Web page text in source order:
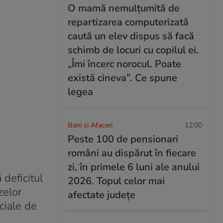
deficitul
de
O mamă nemulțumită de
repartizarea computerizată
caută un elev dispus să facă
schimb de locuri cu copilul ei.
„Îmi încerc norocul. Poate
există cineva”. Ce spune
legea
Bani și Afaceri 12:00
Peste 100 de pensionari
români au dispărut în fiecare
zi, în primele 6 luni ale anului
2026. Topul celor mai
afectate județe